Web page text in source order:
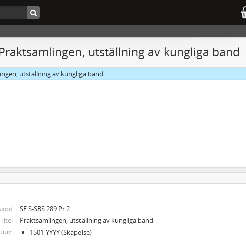
utställning av kungliga band
utställning av kungliga band
SE S-SBS 289 Pr 2
Titel
Praktsamlingen, utställning av kungliga band
1501-YYYY (Skapelse)